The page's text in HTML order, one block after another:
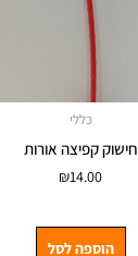
כללי
חישוק קפיצה אורות
₪14.00
הוספה לסל